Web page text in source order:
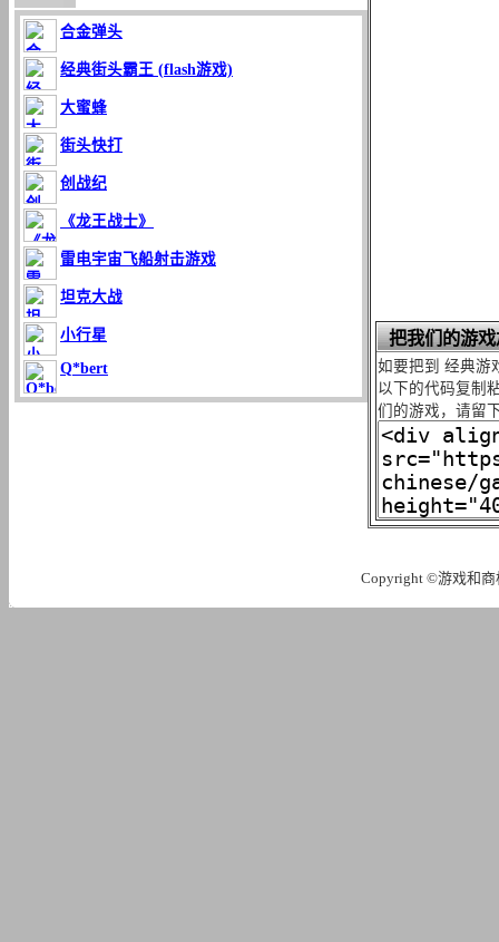
合金弹头
经典街头霸王 (flash游戏)
大蜜蜂
街头快打
创战纪
《龙王战士》
雷电宇宙飞船射击游戏
坦克大战
小行星
Q*bert
把我们的游
如要把到 经典游
以下的代码复制
们的游戏，请留
Copyright ©游戏和